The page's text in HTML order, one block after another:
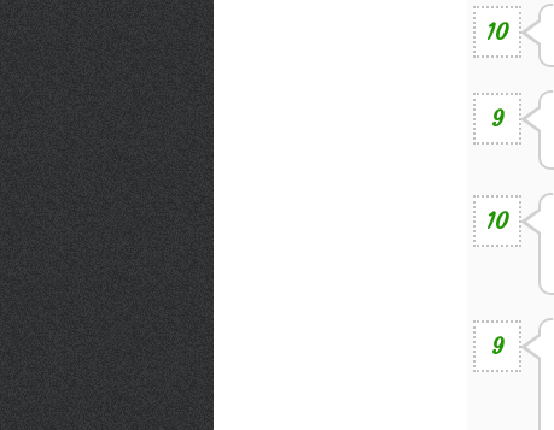
10
9
10
9